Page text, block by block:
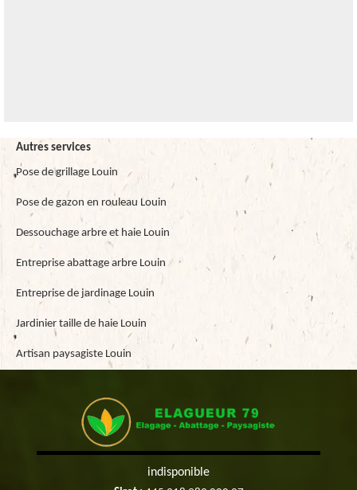
Autres services
Pose de grillage Louin
Pose de gazon en rouleau Louin
Dessouchage arbre et haie Louin
Entreprise abattage arbre Louin
Entreprise de jardinage Louin
Jardinier taille de haie Louin
Artisan paysagiste Louin
indisponible